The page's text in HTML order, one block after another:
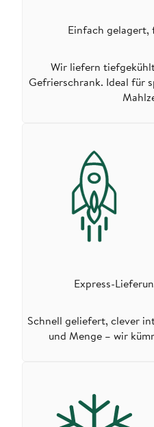
Einfach
Wir liefern
Gefrierschrank. Ideal für
Express-
Schnell geliefert, clever
und Menge – wir